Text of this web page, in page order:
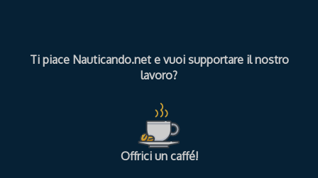
Ti piace Nauticando.net e vuoi supportare il nostro
lavoro?
Offrici un caffé!